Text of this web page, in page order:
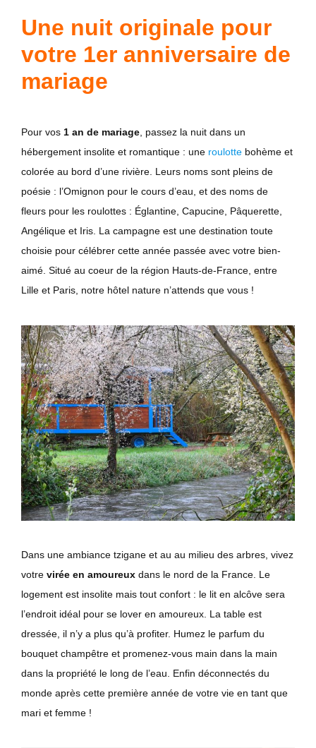
Une nuit originale pour
votre 1er anniversaire de
mariage
Pour vos 1 an de mariage, passez la nuit dans un
hébergement insolite et romantique : une roulotte bohème et
colorée au bord d’une rivière. Leurs noms sont pleins de
poésie : l’Omignon pour le cours d’eau, et des noms de
fleurs pour les roulottes : Églantine, Capucine, Pâquerette,
Angélique et Iris. La campagne est une destination toute
choisie pour célébrer cette année passée avec votre bien-
aimé. Situé au coeur de la région Hauts-de-France, entre
Lille et Paris, notre hôtel nature n’attends que vous !
Dans une ambiance tzigane et au au milieu des arbres, vivez
votre virée en amoureux dans le nord de la France. Le
logement est insolite mais tout confort : le lit en alcôve sera
l’endroit idéal pour se lover en amoureux. La table est
dressée, il n’y a plus qu’à profiter. Humez le parfum du
bouquet champêtre et promenez-vous main dans la main
dans la propriété le long de l’eau. Enfin déconnectés du
monde après cette première année de votre vie en tant que
mari et femme !